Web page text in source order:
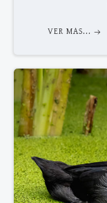
VER MAS...